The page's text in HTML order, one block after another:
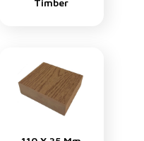
Timber